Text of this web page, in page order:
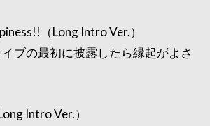
（Long Intro Ver.）
ブの最初に披露したら縁起がよさ
Intro Ver.）